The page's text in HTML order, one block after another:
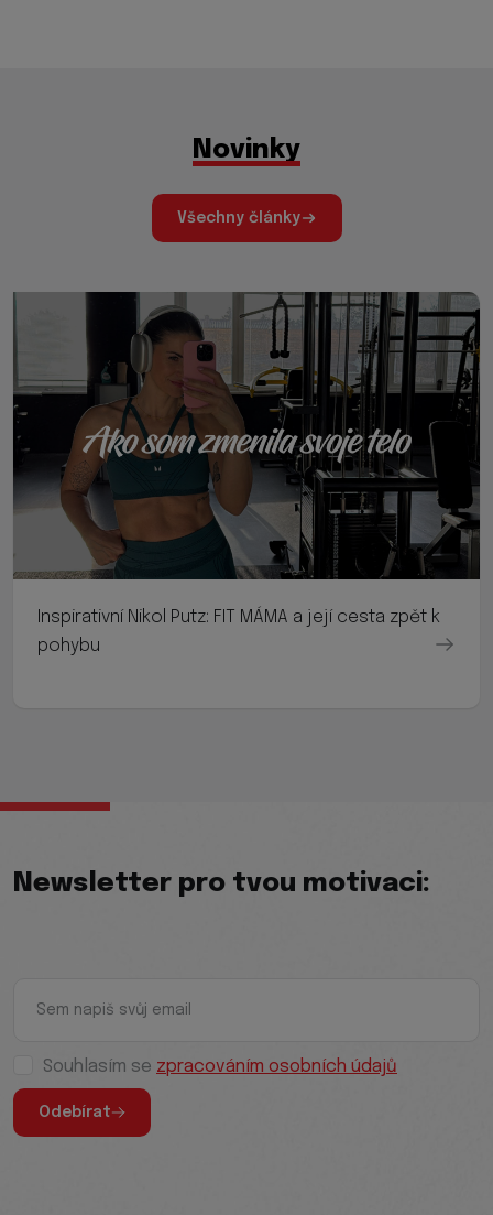
Novinky
Všechny články
Inspirativní Nikol Putz: FIT MÁMA a její cesta zpět k
pohybu
Newsletter pro tvou motivaci:
Souhlasím se zpracováním osobních údajů
Odebírat